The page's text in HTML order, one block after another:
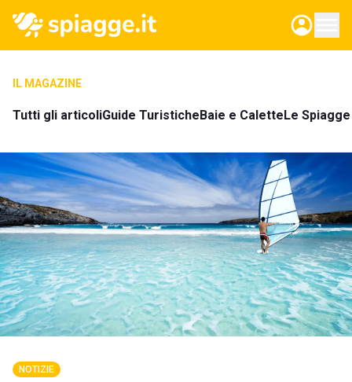
IL MAGAZINE
Tutti gli articoliGuide TuristicheBaie e CaletteLe
NOTIZIE